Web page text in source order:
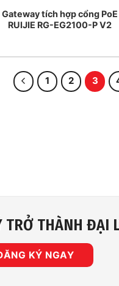
Gateway tích hợp cổng PoE
RUIJIE RG-EG2100-P V2
1 2 3
TRỞ THÀNH ĐẠI
KÝ NGAY